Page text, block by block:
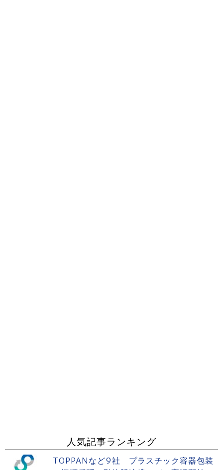
人気記事ランキング
TOPPANなど9社 プラスチック容器包装